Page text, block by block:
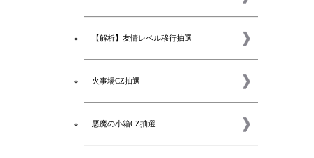
【解析】友情レベル移行抽選
火事場CZ抽選
悪魔の小箱CZ抽選